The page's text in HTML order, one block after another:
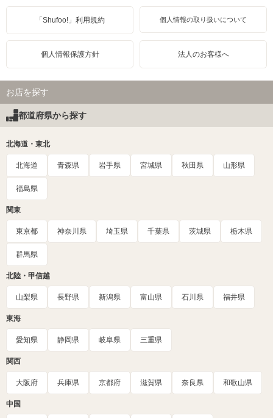
「Shufoo!」利用規約 個人情報の取り扱いについて
個人情報保護方針 法人のお客様へ
お店を探す
都道府県から探す
北海道・東北
北海道 青森県 岩手県 宮城県 秋田県 山形県
福島県
関東
東京都 神奈川県 埼玉県 千葉県 茨城県 栃木県
群馬県
北陸・甲信越
山梨県 長野県 新潟県 富山県 石川県 福井県
東海
愛知県 静岡県 岐阜県 三重県
関西
大阪府 兵庫県 京都府 滋賀県 奈良県 和歌山県
中国